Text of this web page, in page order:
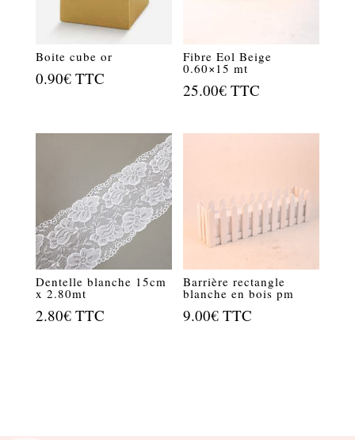
Boite cube or
0.90€ TTC
Fibre Eol Beige
0.60×15 mt
25.00€ TTC
Dentelle blanche 15cm
x 2.80mt
2.80€ TTC
Barrière rectangle
blanche en bois pm
9.00€ TTC